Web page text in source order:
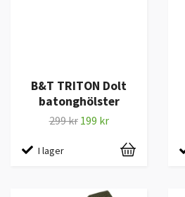
B&T TRITON Dolt
batonghölster
299 kr 199 kr
I lager